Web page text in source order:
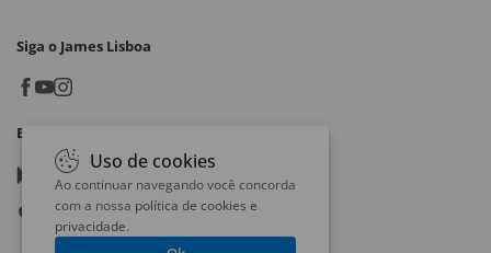
Siga o James Lisboa
Baixe o App
Google play
App store
Uso de cookies
Ao continuar navegando você concorda
com a nossa política de cookies e
privacidade.